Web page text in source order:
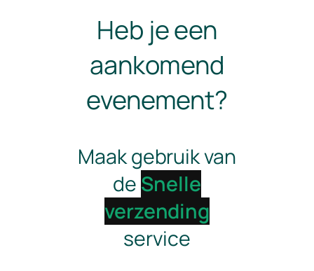
Heb je een
aankomend
evenement?
Maak gebruik van
de Snelle
verzending
service